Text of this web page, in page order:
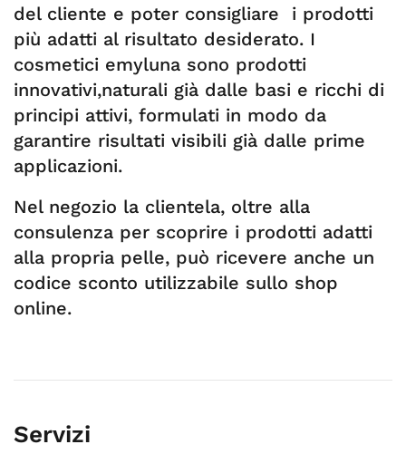
del cliente e poter consigliare i prodotti
più adatti al risultato desiderato. I
cosmetici emyluna sono prodotti
innovativi,naturali già dalle basi e ricchi di
principi attivi, formulati in modo da
garantire risultati visibili già dalle prime
applicazioni.
Nel negozio la clientela, oltre alla
consulenza per scoprire i prodotti adatti
alla propria pelle, può ricevere anche un
codice sconto utilizzabile sullo shop
online.
Servizi